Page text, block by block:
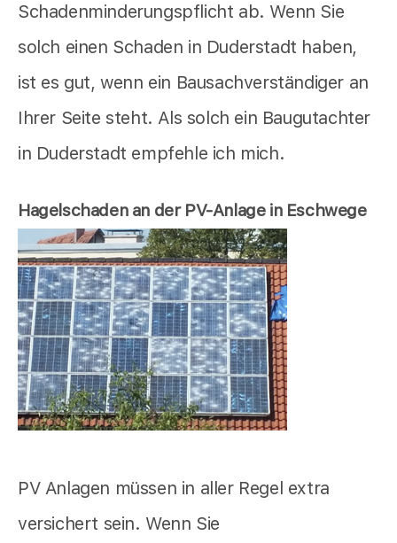
Schadenminderungspflicht ab. Wenn Sie
solch einen Schaden in Duderstadt haben,
ist es gut, wenn ein Bausachverständiger an
Ihrer Seite steht. Als solch ein Baugutachter
in Duderstadt empfehle ich mich.
Hagelschaden an der PV-Anlage in Eschwege
PV Anlagen müssen in aller Regel extra
versichert sein. Wenn Sie